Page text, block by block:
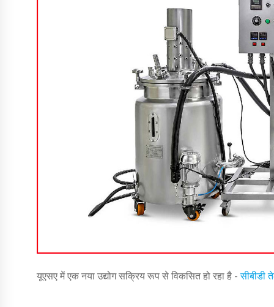
यूएसए में एक नया उद्योग सक्रिय रूप से विकसित हो रहा है -सीबीडी